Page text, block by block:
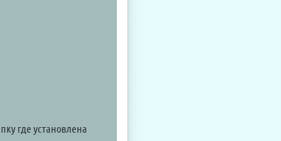
где установлена